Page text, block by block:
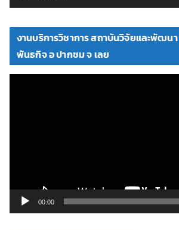
ดี
งานบริการวิชาการ สถาบันวิจัยและพัฒน
พันธกิจ อ ปากชม จ เลย
ดี
00:00